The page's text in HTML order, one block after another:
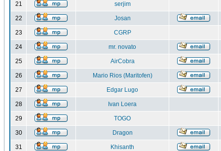
21 serjim
22 Josan
23 CGRP
24 mr. novato
25 AirCobra
26 Mario Rios (Maritofen)
27 Edgar Lugo
28 Ivan Loera
29 TOGO
30 Dragon
31 Khisanth